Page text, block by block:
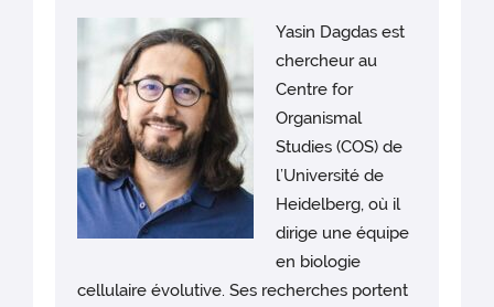
Yasin Dagdas est
chercheur au
Centre for
Organismal
Studies (COS) de
l’Université de
Heidelberg, où il
dirige une équipe
en biologie
cellulaire évolutive. Ses recherches portent